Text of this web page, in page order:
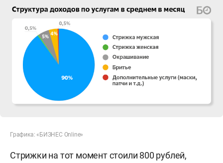
Графика: «БИЗНЕС Online»
Стрижки на тот момент стоили 800 рублей,